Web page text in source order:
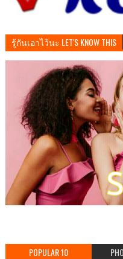
รู้กันเอาไว้นะ LET'S KNOW THIS
POPULAR 10